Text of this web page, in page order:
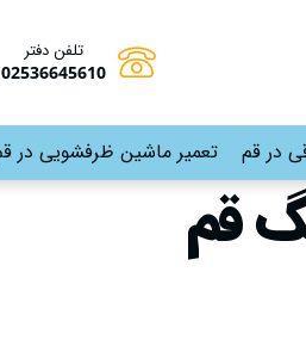
تلفن دفتر
02536645610
در قم تعمیر ماشین ظرفشویی در
قم